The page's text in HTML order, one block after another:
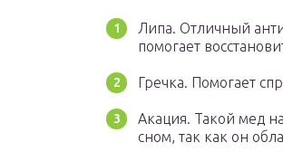
Липа. Отличный
помогает
Гречка. Помогает
Акация. Такой мед
сном, так как он